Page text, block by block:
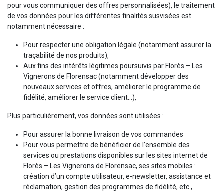
pour vous communiquer des offres personnalisées), le traitement
de vos données pour les différentes finalités susvisées est
notamment nécessaire :
Pour respecter une obligation légale (notamment assurer la
traçabilité de nos produits),
Aux fins des intérêts légitimes poursuivis par Florès – Les
Vignerons de Florensac (notamment développer des
nouveaux services et offres, améliorer le programme de
fidélité, améliorer le service client…),
Plus particulièrement, vos données sont utilisées :
Pour assurer la bonne livraison de vos commandes
Pour vous permettre de bénéficier de l’ensemble des
services ou prestations disponibles sur les sites internet de
Florès – Les Vignerons de Florensac, ses sites mobiles :
création d’un compte utilisateur, e-newsletter, assistance et
réclamation, gestion des programmes de fidélité, etc.,